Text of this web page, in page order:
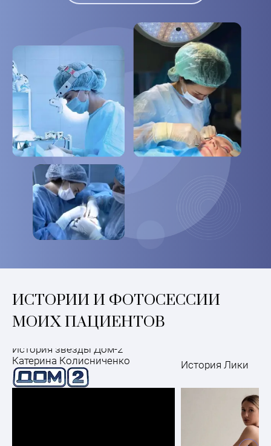
ИСТОРИИ И ФОТОСЕССИИ
МОИХ ПАЦИЕНТОВ
История звезды Дом-2
Катерина Колисниченко
История Лики